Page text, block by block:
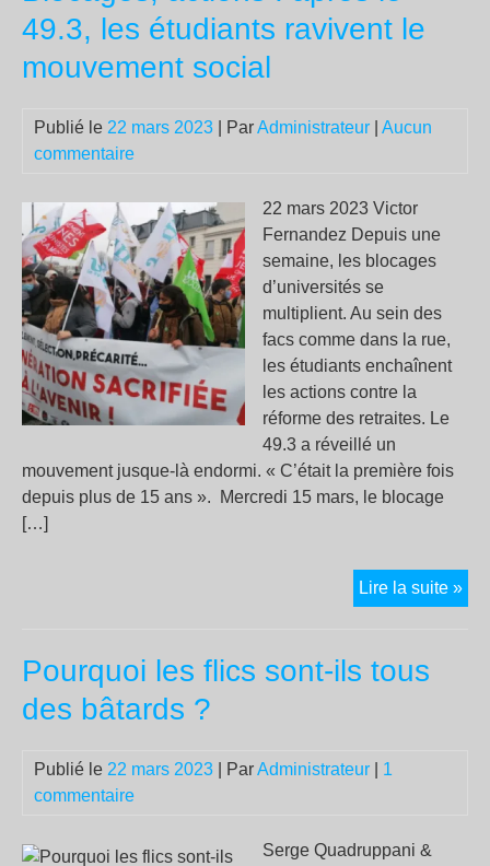
49.3, les étudiants ravivent le
mouvement social
Publié le 22 mars 2023 | ParAdministrateur
Aucun
commentaire
22 mars 2023 Victor
Fernandez Depuis une
semaine, les blocages
d’universités se
multiplient. Au sein des
facs comme dans la rue,
les étudiants enchaînent
les actions contre la
réforme des retraites. Le
49.3 a réveillé un
mouvement jusque-là endormi. « C’était la première fois
depuis plus de 15 ans ». Mercredi 15 mars, le blocage
[…]
Lire la suite »
Pourquoi les flics sont-ils tous
des bâtards ?
Publié le 22 mars 2023 | ParAdministrateur
1
commentaire
Serge Quadruppani &